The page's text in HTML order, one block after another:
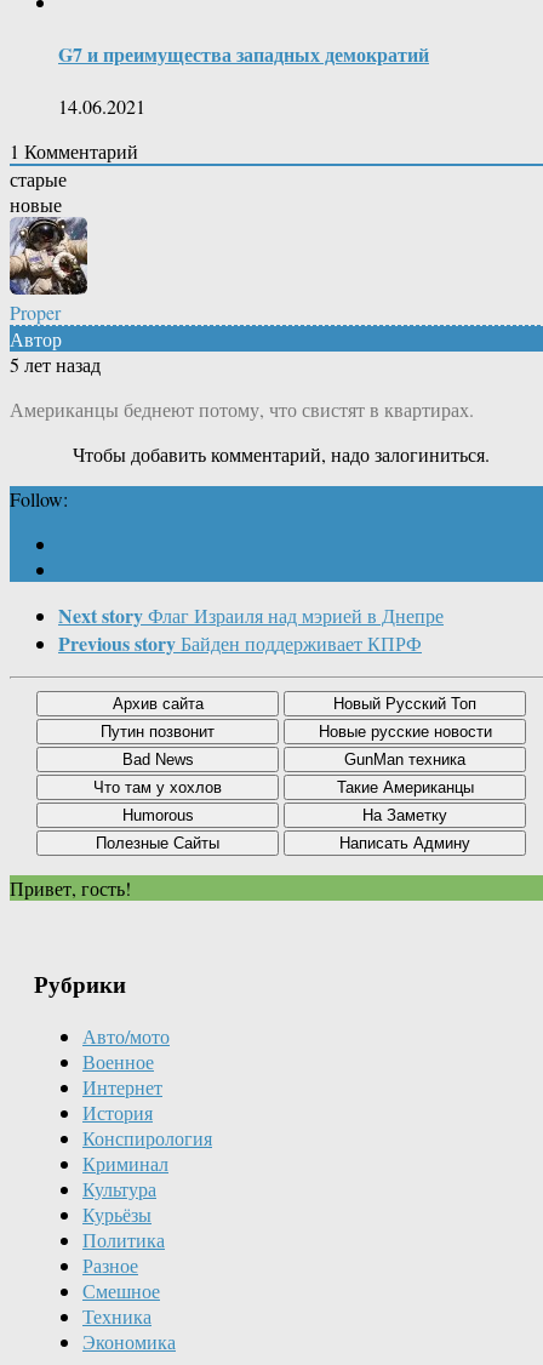
G7 и преимущества западных демократий
14.06.2021
1 Комментарий
старые
новые
Proper
Автор
5 лет назад
Американцы беднеют потому, что свистят в квартирах.
Чтобы добавить комментарий, надо залогиниться.
Follow:
Next storyФлаг Израиля над мэрией в Днепре
Previous storyБайден поддерживает КПРФ
Привет, гость!
Рубрики
Авто/мото
Военное
Интернет
История
Конспирология
Криминал
Культура
Курьёзы
Политика
Разное
Смешное
Техника
Экономика